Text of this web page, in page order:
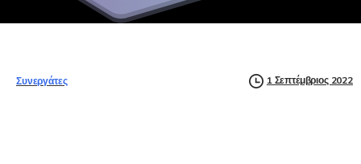
Συνεργάτες 1 Σεπτέμβριος 2022